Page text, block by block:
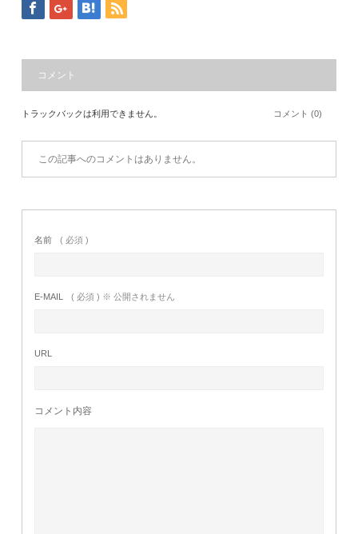
コメント
トラックバックは利用できません。 コメント (0)
この記事へのコメントはありません。
名前 ( 必須 )
E-MAIL ( 必須 ) ※ 公開されません
URL
コメント内容